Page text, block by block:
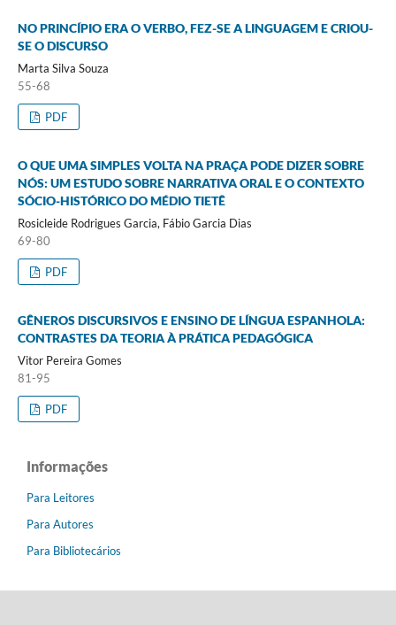
NO PRINCÍPIO ERA O VERBO, FEZ-SE A LINGUAGEM E CRIOU-
SE O DISCURSO
Marta Silva Souza
55-68
PDF
O QUE UMA SIMPLES VOLTA NA PRAÇA PODE DIZER SOBRE
NÓS: UM ESTUDO SOBRE NARRATIVA ORAL E O CONTEXTO
SÓCIO-HISTÓRICO DO MÉDIO TIETÊ
Rosicleide Rodrigues Garcia, Fábio Garcia Dias
69-80
PDF
GÊNEROS DISCURSIVOS E ENSINO DE LÍNGUA ESPANHOLA:
CONTRASTES DA TEORIA À PRÁTICA PEDAGÓGICA
Vitor Pereira Gomes
81-95
PDF
Informações
Para Leitores
Para Autores
Para Bibliotecários